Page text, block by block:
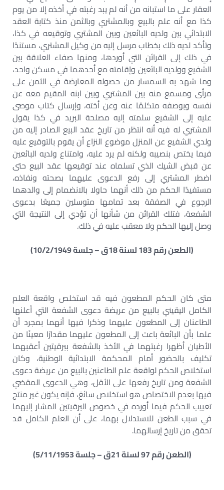
العقار على ما استبانه من أنه لم يبد رغبته في أخذه إلا من يوم
كذا مع أنه علم بالبيع وبالمشتري وبالثمن منذ كتابة العقد
الابتدائي بين ولديه البائعين وبين المشتري وتوقيعه في كذا،
وتأكد لديه ذلك بخطاب مرسل إليه من وكيل المشتري، مستندًا
في ذلك إلى القرائن التي أوردها، ومنها صفاء العلاقة بين
الشفيع وولديه البائعين وإقامته مع أحدهما في مسكن واحد،
وما شهد به السمسار من حصوله المعارضة في الثمن على
مرأى ومسمع منه بين المشتري وبين ابنه المقيم معه عن
نفسه وبوصفه متكلمًا عنه وعن أخته، وإرسال كتاب موصى
عليه إلى الشفيع سلمته إليه مصلحة البريد في كذا يقول
المشتري له فيه أنه انتظر من تاريخ عقد البيع الصادر إليه من
ولدي الشفيع عن المنزل موضوع النزاع أن يقوم بالتوقيع عليه
فيما يختص بنصيبه ولكنه لم يرد عليه، وامتناع ولديه البائعين
عن قبض الشيك الذي تسلماه عند توقيعها عقد البيع حتى
اضطر المشتري إلى رفع الدعوى عليهما بصحته ونفاذه،
مستفيدًا الحكم من ذلك أنهما حاولا بالانضمام إلى والدهما
الرجوع في الصفقة بعد تمامها متوسلين جميعًا بدعوى
الشفعة، فتلك القرائن من شأنها أن تؤدي إلى النتيجة التي
وصل إليها الحكم ولا معقب عليه في ذلك.
(الطعن رقم 183 لسنة 18ق – جلسة 10/2/1949)
متى كان الحكم المطعون فيه قد استخلص واقعة العلم
الكامل اليقيني بالبيع من عريضة دعوى الشفعة التي أعلنها
الطاعنان إلى المطعون عليهما وذكرا فيها أنهما بمجرد أن
علما بأن البائعة باعت إلى المطعون عليهما مقدارًا معينًا من
الأطيان أظهرا رغبتهما في الأخذ بالشفعة ببرقيتين أعقبهما
تكليف بالحضور أمام المحكمة الابتدائية الوطنية، وكان
استخلاص الحكم لواقعة علم الطاعنين بالبيع من عريضة دعوى
الشفعة ومن تاريخ رفعها على الأقل، وهي الدعوى المقضي
فيها بعدم الاختصاص هو استخلاص سائغ، فإنه يكون غير منتج
تعييب الحكم فيما أورده في خصوص البرقيتين المشار إليهما
في سبب الطعن للاستدلال بهما، على أن العلم الكامل قد
تحقق من تاريخ إرسالهما.
(الطعن رقم 97 لسنة 21ق – جلسة 5/11/1953)